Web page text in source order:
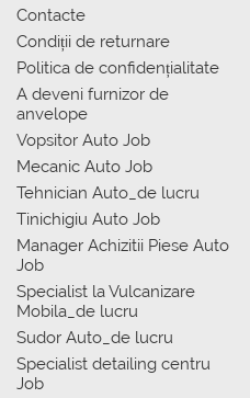
Contacte
Condiții de returnare
Politica de confidențialitate
A deveni furnizor de
anvelope
Vopsitor Auto Job
Mecanic Auto Job
Tehnician Auto_de lucru
Tinichigiu Auto Job
Manager Achizitii Piese Auto
Job
Specialist la Vulcanizare
Mobila_de lucru
Sudor Auto_de lucru
Specialist detailing centru
Job